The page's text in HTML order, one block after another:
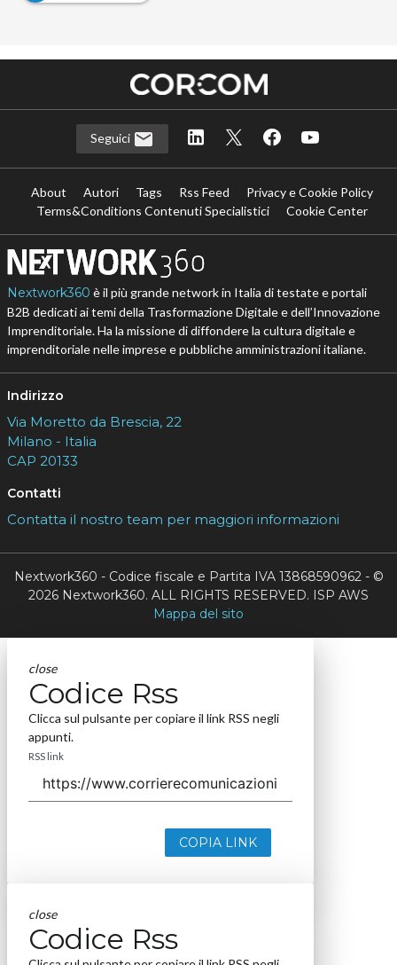
Seguici
About Autori Tags Rss Feed
Privacy e Cookie Policy
Terms&Conditions Contenuti Specialistici
Cookie Center
Nextwork360 è il più grande network in Italia di testate e portali
B2B dedicati ai temi della Trasformazione Digitale e dell’Innovazione
Imprenditoriale. Ha la missione di diffondere la cultura digitale e
imprenditoriale nelle imprese e pubbliche amministrazioni italiane.
Indirizzo
Via Moretto da Brescia, 22
Milano - Italia
CAP 20133
Contatti
Contatta il nostro team per maggiori informazioni
Nextwork360 - Codice fiscale e Partita IVA 13868590962 - ©
2026 Nextwork360. ALL RIGHTS RESERVED. ISP AWS
Mappa del sito
close
Codice Rss
Clicca sul pulsante per copiare il link RSS negli
appunti.
RSS link
COPIA LINK
close
Codice Rss